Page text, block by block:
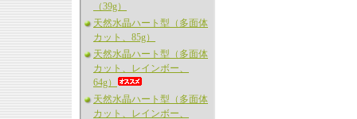
（39g）
天然水晶ハート型（多面体
カット、85g）
天然水晶ハート型（多面体
カット、レインボー、
64g）
天然水晶ハート型（多面体
カット、レインボー、